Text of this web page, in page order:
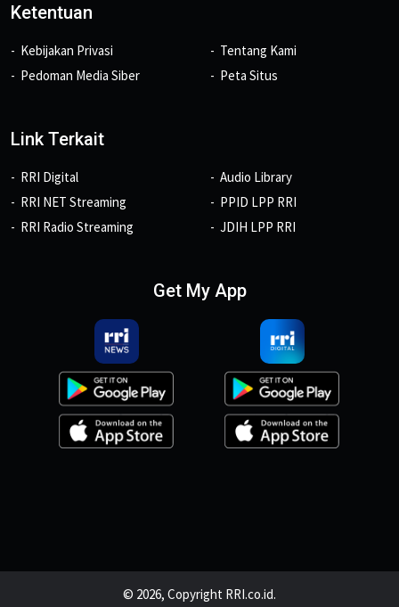
Ketentuan
Kebijakan Privasi
Pedoman Media Siber
Tentang Kami
Peta Situs
Link Terkait
RRI Digital
RRI NET Streaming
RRI Radio Streaming
Audio Library
PPID LPP RRI
JDIH LPP RRI
Get My App
© 2026, Copyright RRI.co.id.